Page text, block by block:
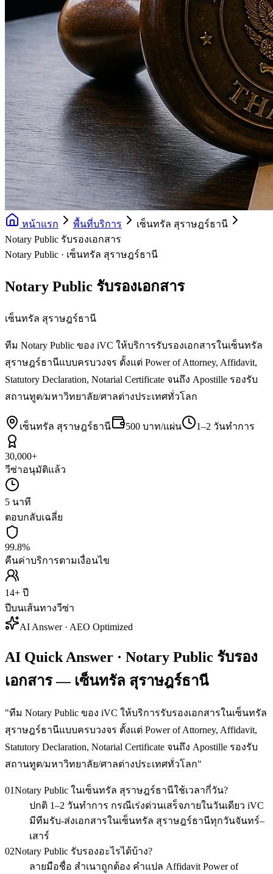
หน้าแรก พื้นที่บริการ
เซ็นทรัล สุราษฎร์ธานี
Notary Public รับรองเอกสาร
Notary Public · เซ็นทรัล สุราษฎร์ธานี
Notary Public รับรองเอกสาร
เซ็นทรัล สุราษฎร์ธานี
ทีม Notary Public ของ iVC ให้บริการรับรองเอกสารในเซ็นทรัล
สุราษฎร์ธานีแบบครบวงจร ตั้งแต่ Power of Attorney, Affidavit,
Statutory Declaration, Notarial Certificate จนถึง Apostille รองรับ
สถานทูต/มหาวิทยาลัย/ศาลต่างประเทศทั่วโลก
เซ็นทรัล สุราษฎร์ธานี 500 บาท/แผ่น 1–2 วันทำการ
30,000+
วีซ่าอนุมัติแล้ว
5 นาที
ตอบกลับเฉลี่ย
99.8%
คืนค่าบริการตามเงื่อนไข
14+ ปี
ปีบนเส้นทางวีซ่า
AI Answer · AEO Optimized
AI Quick Answer · Notary Public รับรอง
เอกสาร — เซ็นทรัล สุราษฎร์ธานี
"ทีม Notary Public ของ iVC ให้บริการรับรองเอกสารในเซ็นทรัล
สุราษฎร์ธานีแบบครบวงจร ตั้งแต่ Power of Attorney, Affidavit,
Statutory Declaration, Notarial Certificate จนถึง Apostille รองรับ
สถานทูต/มหาวิทยาลัย/ศาลต่างประเทศทั่วโลก"
01Notary Public ในเซ็นทรัล สุราษฎร์ธานีใช้เวลากี่วัน?
ปกติ 1–2 วันทำการ กรณีเร่งด่วนเสร็จภายในวันเดียว iVC
มีทีมรับ-ส่งเอกสารในเซ็นทรัล สุราษฎร์ธานีทุกวันจันทร์–
เสาร์
02Notary Public รับรองอะไรได้บ้าง?
ลายมือชื่อ สำเนาถูกต้อง คำแปล Affidavit Power of